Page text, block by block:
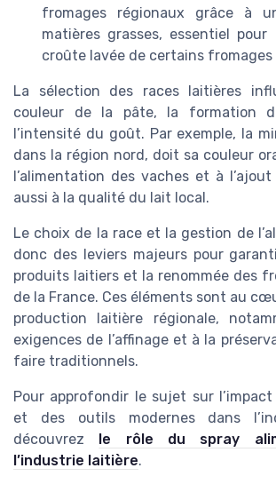
fromages régionaux grâce à
matières grasses, essentiel
croûte lavée de certains
La sélection des races laitières
couleur de la pâte, la formation
l’intensité du goût. Par exemple, la
dans la région nord, doit sa couleur
l’alimentation des vaches et à
aussi à la qualité du lait local.
Le choix de la race et la gestion de
donc des leviers majeurs pour
produits laitiers et la renommée des
de la France. Ces éléments sont au
production laitière régionale,
exigences de l’affinage et à la
faire traditionnels.
Pour approfondir le sujet sur
et des outils modernes dans
découvrez
le rôle du spray
l’industrie laitière.